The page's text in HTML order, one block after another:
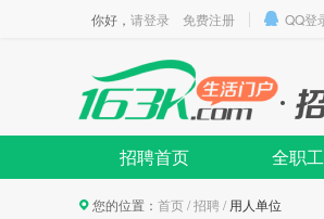
你好， 请登录 免费注册 QQ登
招聘首页 全职
您的位置： 首页/招聘/ 用人单位